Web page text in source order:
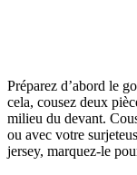
Préparez d’abord le
cela, cousez deux
milieu du devant.
ou avec votre
jersey, marquez-le